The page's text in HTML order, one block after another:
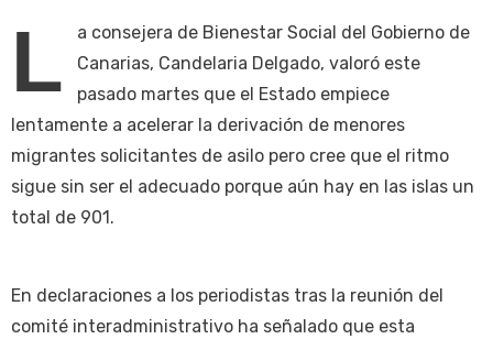
L
a consejera de Bienestar Social del Gobierno de
Canarias, Candelaria Delgado, valoró este
pasado martes que el Estado empiece
lentamente a acelerar la derivación de menores
migrantes solicitantes de asilo pero cree que el ritmo
sigue sin ser el adecuado porque aún hay en las islas un
total de 901.
En declaraciones a los periodistas tras la reunión del
comité interadministrativo ha señalado que esta